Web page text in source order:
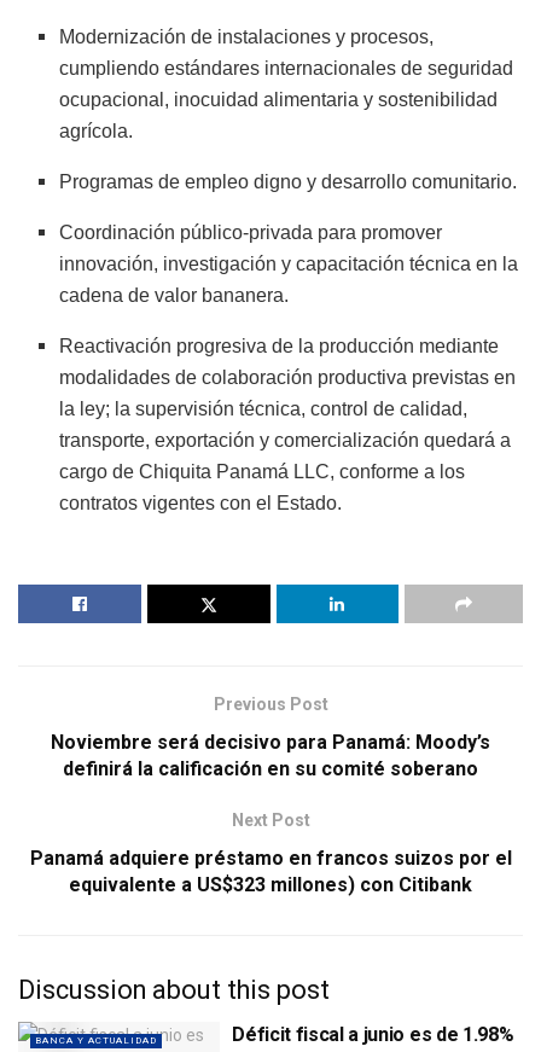
Modernización de instalaciones y procesos,
cumpliendo estándares internacionales de seguridad
ocupacional, inocuidad alimentaria y sostenibilidad
agrícola.
Programas de empleo digno y desarrollo comunitario.
Coordinación público-privada para promover
innovación, investigación y capacitación técnica en la
cadena de valor bananera.
Reactivación progresiva de la producción mediante
modalidades de colaboración productiva previstas en
la ley; la supervisión técnica, control de calidad,
transporte, exportación y comercialización quedará a
cargo de Chiquita Panamá LLC, conforme a los
contratos vigentes con el Estado.
Previous Post
Noviembre será decisivo para Panamá: Moody’s
definirá la calificación en su comité soberano
Next Post
Panamá adquiere préstamo en francos suizos por el
equivalente a US$323 millones) con Citibank
Discussion about this post
BANCA Y ACTUALIDAD
Déficit fiscal a junio es de 1.98%